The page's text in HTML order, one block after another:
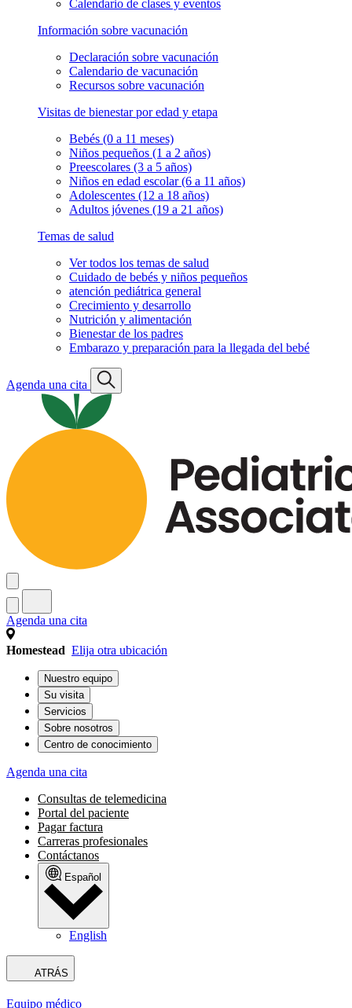
Calendario de clases y eventos
Información sobre vacunación
Declaración sobre vacunación
Calendario de vacunación
Recursos sobre vacunación
Visitas de bienestar por edad y etapa
Bebés (0 a 11 meses)
Niños pequeños (1 a 2 años)
Preescolares (3 a 5 años)
Niños en edad escolar (6 a 11 años)
Adolescentes (12 a 18 años)
Adultos jóvenes (19 a 21 años)
Temas de salud
Ver todos los temas de salud
Cuidado de bebés y niños pequeños
atención pediátrica general
Crecimiento y desarrollo
Nutrición y alimentación
Bienestar de los padres
Embarazo y preparación para la llegada del bebé
Agenda una cita
Agenda una cita
Homestead Elija otra ubicación
Nuestro equipo
Su visita
Servicios
Sobre nosotros
Centro de conocimiento
Agenda una cita
Consultas de telemedicina
Portal del paciente
Pagar factura
Carreras profesionales
Contáctanos
Español
English
ATRÁS
Equipo médico